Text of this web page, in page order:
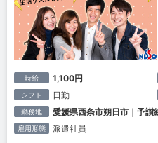
時給 1,100円
シフト 日勤
勤務地 愛媛県西条市朔日市｜予
雇用形態 派遣社員